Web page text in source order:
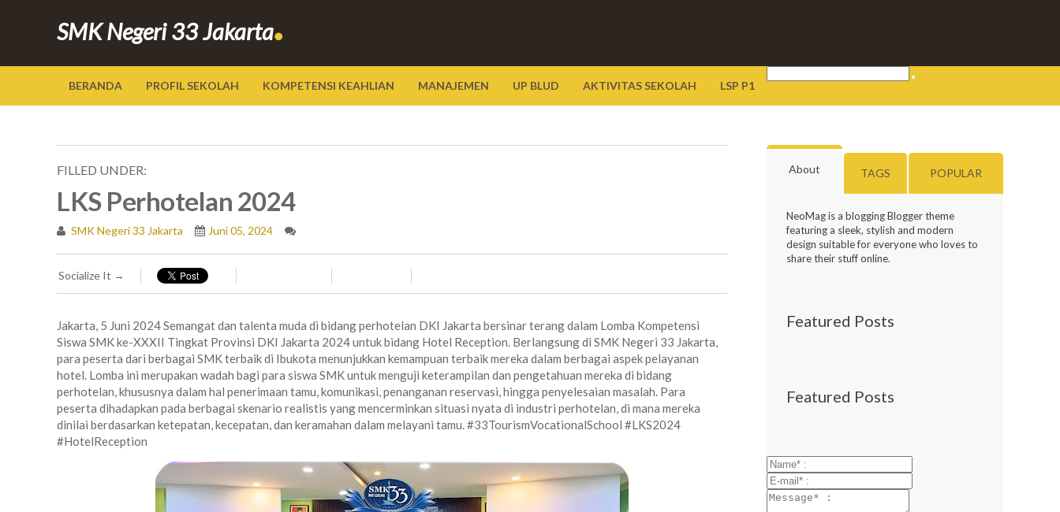
SMK Negeri 33 Jakarta.
BERANDA PROFIL SEKOLAH KOMPETENSI KEAHLIAN MANAJEMEN UP BLUD AKTIVITAS SEKOLAH LSP P1
FILLED UNDER:
LKS Perhotelan 2024
SMK Negeri 33 Jakarta Juni 05, 2024
Socialize It →
Jakarta, 5 Juni 2024 Semangat dan talenta muda di bidang perhotelan DKI Jakarta bersinar terang dalam Lomba Kompetensi
Siswa SMK ke-XXXII Tingkat Provinsi DKI Jakarta 2024 untuk bidang Hotel Reception. Berlangsung di SMK Negeri 33 Jakarta,
para peserta dari berbagai SMK terbaik di Ibukota menunjukkan kemampuan terbaik mereka dalam berbagai aspek pelayanan
hotel. Lomba ini merupakan wadah bagi para siswa SMK untuk menguji keterampilan dan pengetahuan mereka di bidang
perhotelan, khususnya dalam hal penerimaan tamu, komunikasi, penanganan reservasi, hingga penyelesaian masalah. Para
peserta dihadapkan pada berbagai skenario realistis yang mencerminkan situasi nyata di industri perhotelan, di mana mereka
dinilai berdasarkan ketepatan, kecepatan, dan keramahan dalam melayani tamu. #33TourismVocationalSchool #LKS2024
#HotelReception
About TAGS POPULAR
NeoMag is a blogging Blogger theme
featuring a sleek, stylish and modern
design suitable for everyone who loves to
share their stuff online.
Featured Posts
Featured Posts